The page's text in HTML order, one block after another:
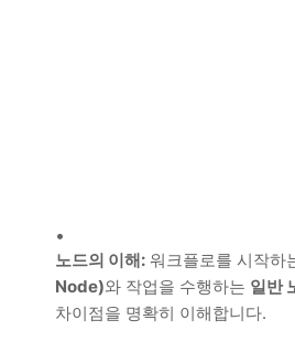
노드의 이해: 워크플로를 시작하
Node)와 작업을 수행하는 일반
차이점을 명확히 이해합니다.